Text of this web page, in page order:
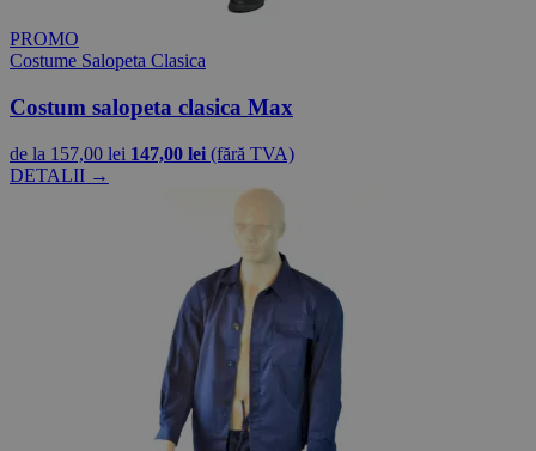
PROMO
Costume Salopeta Clasica
Costum salopeta clasica Max
de la 157,00 lei 147,00 lei (fără TVA)
DETALII →